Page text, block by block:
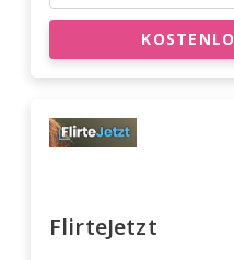
FlirteJetzt